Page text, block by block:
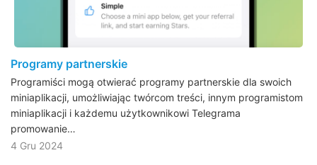
Programy partnerskie
Programiści mogą otwierać programy partnerskie dla swoich
miniaplikacji, umożliwiając twórcom treści, innym programistom
miniaplikacji i każdemu użytkownikowi Telegrama
promowanie…
4 Gru 2024